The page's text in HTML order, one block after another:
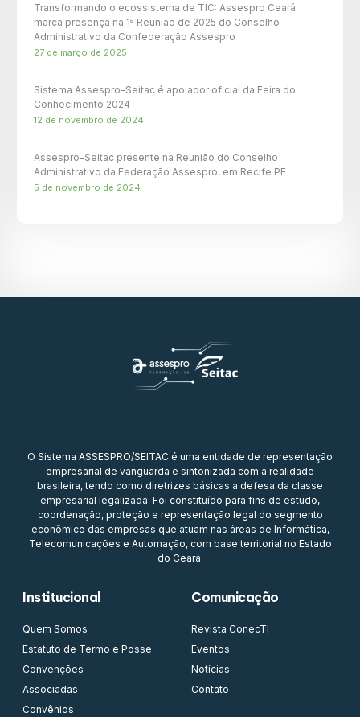
Transformando o ecossistema de TIC: Assespro Ceará
marca presença na 1ª Reunião de 2025 do Conselho
Administrativo da Confederação Assespro
27 de março de 2025
Sistema Assespro-Seitac é apoiador oficial da Feira do
Conhecimento 2024
12 de novembro de 2024
Assespro-Seitac presente na Reunião do Conselho
Administrativo da Federação Assespro, em Recife PE
5 de novembro de 2024
O Sistema ASSESPRO/SEITAC é uma entidade de representação
empresarial de vanguarda e sintonizada com a realidade
brasileira, tendo como diretrizes básicas a defesa da classe
empresarial legalizada. Foi constituído para fins de estudo,
coordenação, proteção e representação legal do segmento
econômico das empresas que atuam nas áreas de Informática,
Telecomunicações e Automação, com base territorial no Estado
do Ceará.
Institucional
Quem Somos
Estatuto de Termo e Posse
Convenções
Associadas
Convênios
Comunicação
Revista ConecTI
Eventos
Notícias
Contato